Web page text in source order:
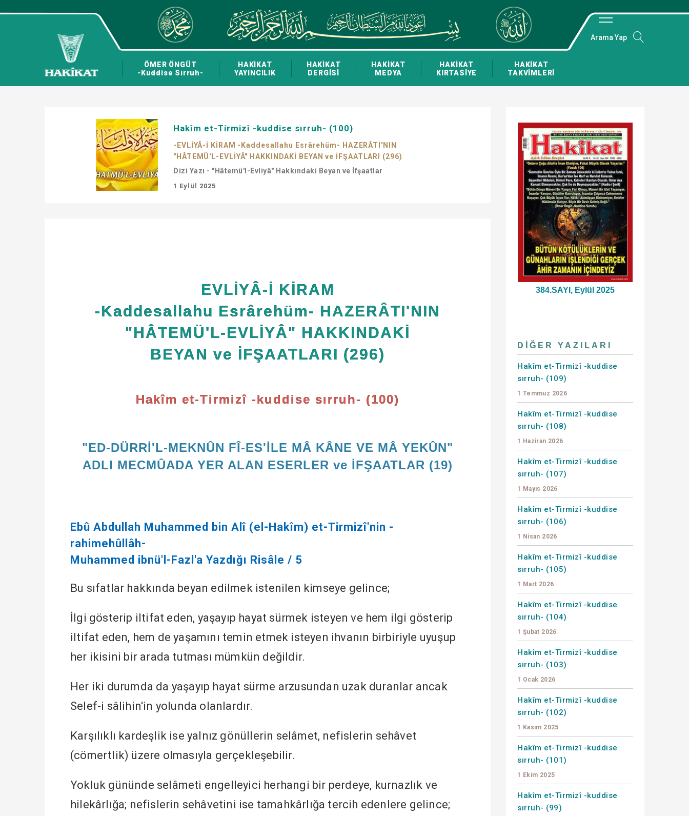
ÖMER ÖNGÜT
-Kuddise Sırruh-
HAKİKAT
YAYINCILIK
HAKİKAT
DERGİSİ
HAKİKAT
MEDYA
HAKİKAT
KIRTASİYE
HAKİKAT
TAKVİMLERİ
Arama Yap
Hakîm et-Tirmizî -kuddise sırruh- (100)
-EVLİYÂ-İ KİRAM -Kaddesallahu Esrârehüm- HAZERÂTI'NIN
"HÂTEMÜ'L-EVLİYÂ" HAKKINDAKİ BEYAN ve İFŞAATLARI (296)
Dizi Yazı - "Hâtemü'l-Evliyâ" Hakkındaki Beyan ve İfşaatlar
1 Eylül 2025
EVLİYÂ-İ KİRAM
-Kaddesallahu Esrârehüm- HAZERÂTI'NIN
"HÂTEMÜ'L-EVLİYÂ" HAKKINDAKİ
BEYAN ve İFŞAATLARI (296)
Hakîm et-Tirmizî -kuddise sırruh- (100)
"ED-DÜRRİ'L-MEKNÛN FÎ-ES'İLE MÂ KÂNE VE MÂ YEKÛN"
ADLI MECMÛADA YER ALAN ESERLER ve İFŞAATLAR (19)
Ebû Abdullah Muhammed bin Alî (el-Hakîm) et-Tirmizî'nin -
rahimehûllâh-
Muhammed ibnü'l-Fazl'a Yazdığı Risâle / 5
Bu sıfatlar hakkında beyan edilmek istenilen kimseye gelince;
İlgi gösterip iltifat eden, yaşayıp hayat sürmek isteyen ve hem ilgi gösterip
iltifat eden, hem de yaşamını temin etmek isteyen ihvanın birbiriyle uyuşup
her ikisini bir arada tutması mümkün değildir.
Her iki durumda da yaşayıp hayat sürme arzusundan uzak duranlar ancak
Selef-i sâlihin'in yolunda olanlardır.
Karşılıklı kardeşlik ise yalnız gönüllerin selâmet, nefislerin sehâvet
(cömertlik) üzere olmasıyla gerçekleşebilir.
Yokluk gününde selâmeti engelleyici herhangi bir perdeye, kurnazlık ve
hilekârlığa; nefislerin sehâvetini ise tamahkârlığa tercih edenlere gelince;
384.SAYI, Eylül 2025
DIĞER YAZILARI
Hakîm et-Tirmizî -kuddise
sırruh- (109)
1 Temmuz 2026
Hakîm et-Tirmizî -kuddise
sırruh- (108)
1 Haziran 2026
Hakîm et-Tirmizî -kuddise
sırruh- (107)
1 Mayıs 2026
Hakîm et-Tirmizî -kuddise
sırruh- (106)
1 Nisan 2026
Hakîm et-Tirmizî -kuddise
sırruh- (105)
1 Mart 2026
Hakîm et-Tirmizî -kuddise
sırruh- (104)
1 Şubat 2026
Hakîm et-Tirmizî -kuddise
sırruh- (103)
1 Ocak 2026
Hakîm et-Tirmizî -kuddise
sırruh- (102)
1 Kasım 2025
Hakîm et-Tirmizî -kuddise
sırruh- (101)
1 Ekim 2025
Hakîm et-Tirmizî -kuddise
sırruh- (99)